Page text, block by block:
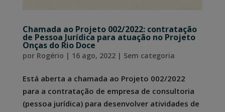
Chamada ao Projeto 002/2022: contratação
de Pessoa Jurídica para atuação no Projeto
Onças do Rio Doce
por Rogério | 16 ago, 2022| Sem categoria
Está aberta a chamada ao Projeto 002/2022
para a contratação de empresa de consultoria
(pessoa jurídica) para desenvolver atividades de